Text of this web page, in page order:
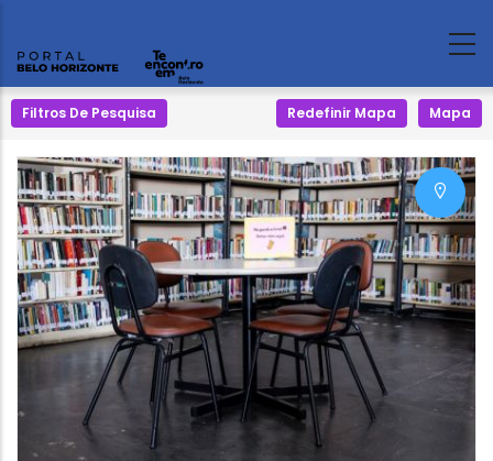
Filtros De Pesquisa Redefinir Mapa Mapa